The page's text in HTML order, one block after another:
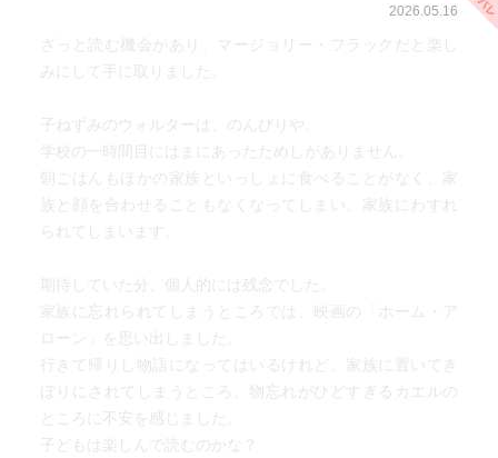
(これが現実だとしたら恐ろしいネグレクトになります
が……)
谷川俊太郎さんの「ゆっくりゆきちゃん」を思い出しまし
た。
ゆきちゃんと違ってウォルターは家族に忘れられてしまっ
て可哀想だけれど、それでもその姿がコミカルでかわいい
ところが、ウォルターはナントそこで、自立を始めるので
す。
なんとか自分で家を建て、食べ物を探し、ついには、物忘
れのひどいカエルたち相手に学校を始めます。
そして、寒い季節になり、自分のコートとカエルたちの服
2026.05.16
ざっと読む機会があり、マージョリー・フラックだと楽し
みにして手に取りました。
子ねずみのウォルターは、のんびりや。
学校の一時間目にはまにあったためしがありません。
朝ごはんもほかの家族といっしょに食べることがなく、家
族と顔を合わせることもなくなってしまい、家族にわすれ
られてしまいます。
期待していた分、個人的には残念でした。
家族に忘れられてしまうところでは、映画の「ホーム・ア
ローン」を思い出しました。
行きて帰りし物語になってはいるけれど、家族に置いてき
ぼりにされてしまうところ、物忘れがひどすぎるカエルの
ところに不安を感じました。
子どもは楽しんで読むのかな？